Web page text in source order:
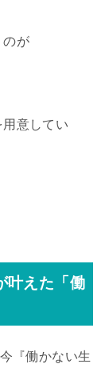
のが
意してい
叶えた「働
『働かない生